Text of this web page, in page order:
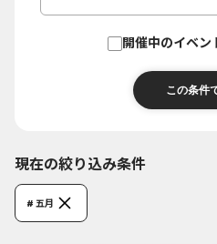
開催中のイベン
現在の絞り込み条件
# 五月